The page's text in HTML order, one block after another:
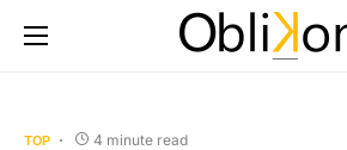
TOP 4 minute read